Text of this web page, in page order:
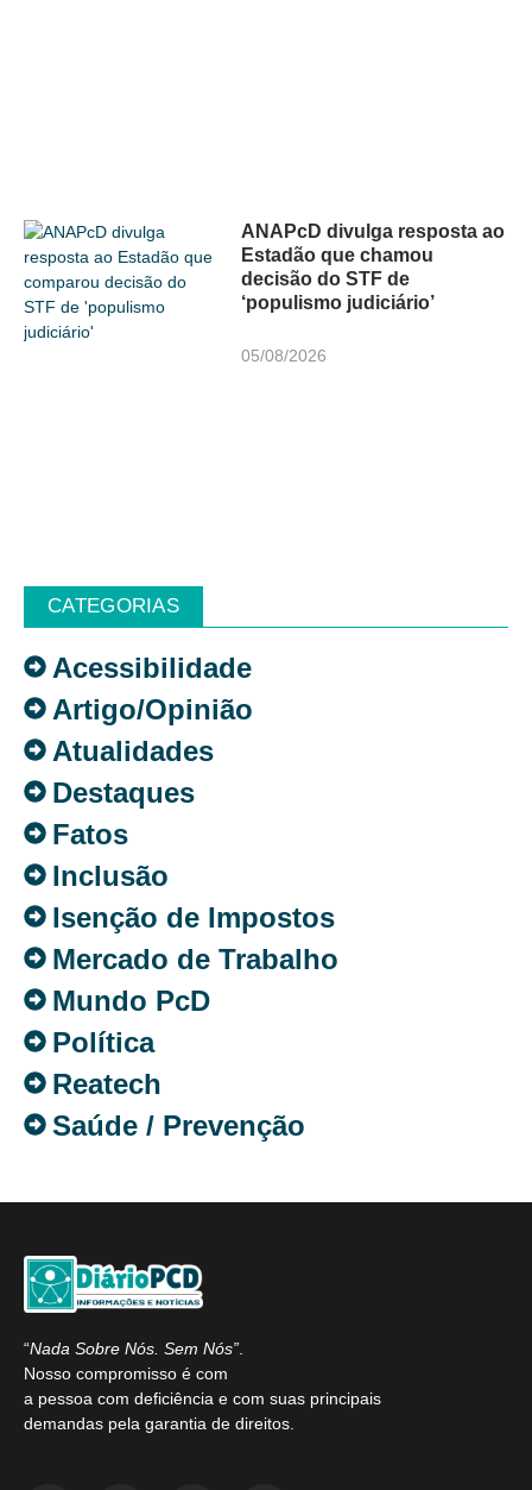
ANAPcD divulga resposta ao
Estadão que chamou
decisão do STF de
‘populismo judiciário’
05/08/2026
CATEGORIAS
Acessibilidade
Artigo/Opinião
Atualidades
Destaques
Fatos
Inclusão
Isenção de Impostos
Mercado de Trabalho
Mundo PcD
Política
Reatech
Saúde / Prevenção
“Nada Sobre Nós. Sem Nós”.
Nosso compromisso é com
a pessoa com deficiência e com suas principais
demandas pela garantia de direitos.